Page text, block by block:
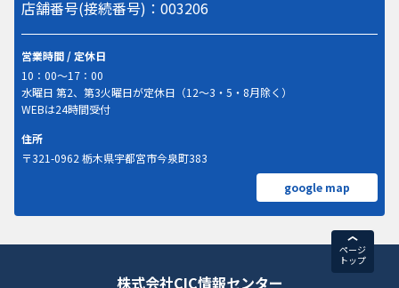
店舗番号(接続番号)：003206
営業時間 / 定休日
10：00～17：00
水曜日 第2、第3火曜日が定休日（12～3・5・8月除く）
WEBは24時間受付
住所
〒321-0962 栃木県宇都宮市今泉町383
google map
ページ
トップ
株式会社CIC情報センター